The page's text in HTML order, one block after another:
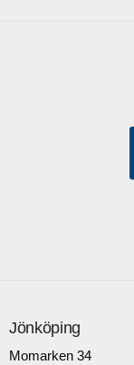
Jönköping
Momarken 34